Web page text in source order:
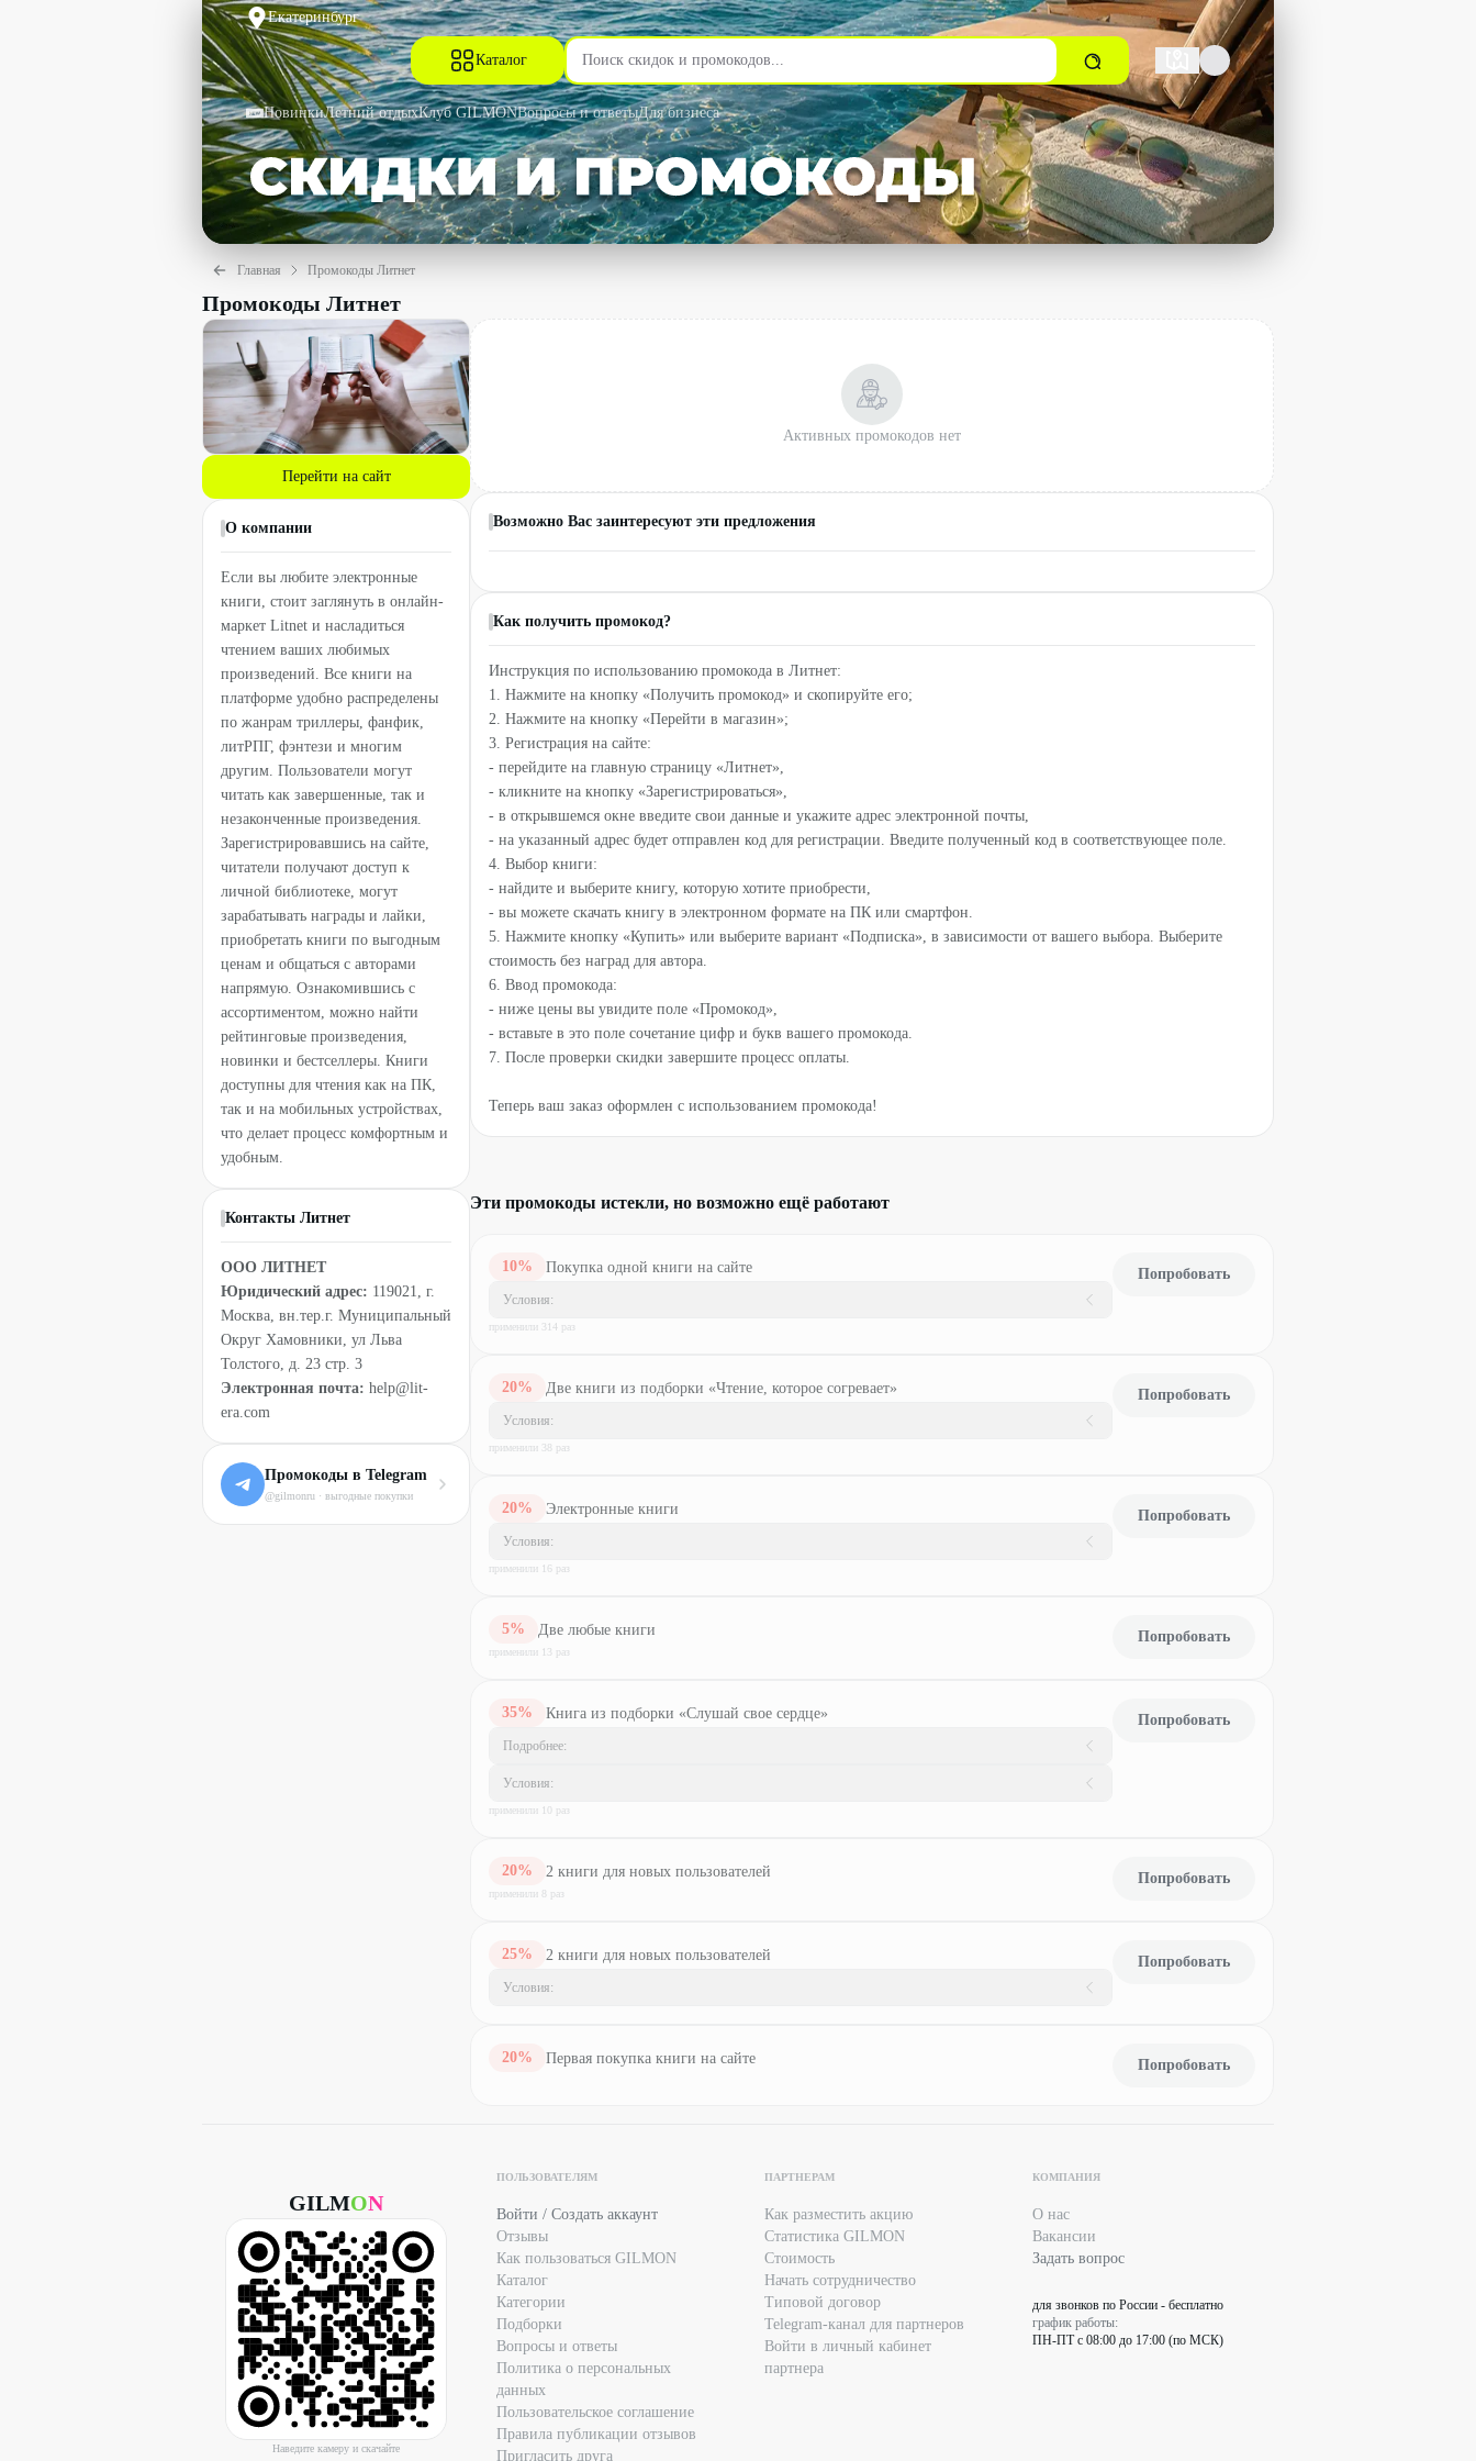
Екатеринбург
Каталог
НовинкиЛетний отдыхКлуб GILMONВопросы и ответыДля бизнеса
Главная Промокоды Литнет
Промокоды Литнет
Перейти на сайт
О компании
Если вы любите электронные
книги, стоит заглянуть в онлайн-
маркет Litnet и насладиться
чтением ваших любимых
произведений. Все книги на
платформе удобно распределены
по жанрам триллеры, фанфик,
литРПГ, фэнтези и многим
другим. Пользователи могут
читать как завершенные, так и
незаконченные произведения.
Зарегистрировавшись на сайте,
читатели получают доступ к
личной библиотеке, могут
зарабатывать награды и лайки,
приобретать книги по выгодным
ценам и общаться с авторами
напрямую. Ознакомившись с
ассортиментом, можно найти
рейтинговые произведения,
новинки и бестселлеры. Книги
доступны для чтения как на ПК,
так и на мобильных устройствах,
что делает процесс комфортным и
удобным.
Контакты Литнет
ООО ЛИТНЕТ
Юридический адрес: 119021, г.
Москва, вн.тер.г. Муниципальный
Округ Хамовники, ул Льва
Толстого, д. 23 стр. 3
Электронная почта: help@lit-
era.com
Промокоды в Telegram
@gilmonru · выгодные покупки
Активных промокодов нет
Возможно Вас заинтересуют эти предложения
Как получить промокод?
Инструкция по использованию промокода в Литнет:
1. Нажмите на кнопку «Получить промокод» и скопируйте его;
2. Нажмите на кнопку «Перейти в магазин»;
3. Регистрация на сайте:
- перейдите на главную страницу «Литнет»,
- кликните на кнопку «Зарегистрироваться»,
- в открывшемся окне введите свои данные и укажите адрес электронной почты,
- на указанный адрес будет отправлен код для регистрации. Введите полученный код в соответствующее поле.
4. Выбор книги:
- найдите и выберите книгу, которую хотите приобрести,
- вы можете скачать книгу в электронном формате на ПК или смартфон.
5. Нажмите кнопку «Купить» или выберите вариант «Подписка», в зависимости от вашего выбора. Выберите
стоимость без наград для автора.
6. Ввод промокода:
- ниже цены вы увидите поле «Промокод»,
- вставьте в это поле сочетание цифр и букв вашего промокода.
7. После проверки скидки завершите процесс оплаты.
Теперь ваш заказ оформлен с использованием промокода!
Эти промокоды истекли, но возможно ещё работают
10% Покупка одной книги на сайте
Условия:
применили 314 раз
Попробовать
20% Две книги из подборки «Чтение, которое согревает​»
Условия:
применили 38 раз
Попробовать
20% Электронные книги
Условия:
применили 16 раз
Попробовать
5% Две любые книги
применили 13 раз
Попробовать
35% Книга из подборки «Слушай свое сердце»
Подробнее:
Условия:
применили 10 раз
Попробовать
20% 2 книги для новых пользователей
применили 8 раз
Попробовать
25% 2 книги для новых пользователей
Условия:
Попробовать
20% Первая покупка книги на сайте Попробовать
GILMON
Наведите камеру и скачайте
ПОЛЬЗОВАТЕЛЯМ
Войти / Создать аккаунт
Отзывы
Как пользоваться GILMON
Каталог
Категории
Подборки
Вопросы и ответы
Политика о персональных
данных
Пользовательское соглашение
Правила публикации отзывов
Пригласить друга
ПАРТНЕРАМ
Как разместить акцию
Статистика GILMON
Стоимость
Начать сотрудничество
Типовой договор
Telegram-канал для партнеров
Войти в личный кабинет
партнера
КОМПАНИЯ
О нас
Вакансии
Задать вопрос
для звонков по России - бесплатно
график работы:
ПН-ПТ с 08:00 до 17:00 (по МСК)